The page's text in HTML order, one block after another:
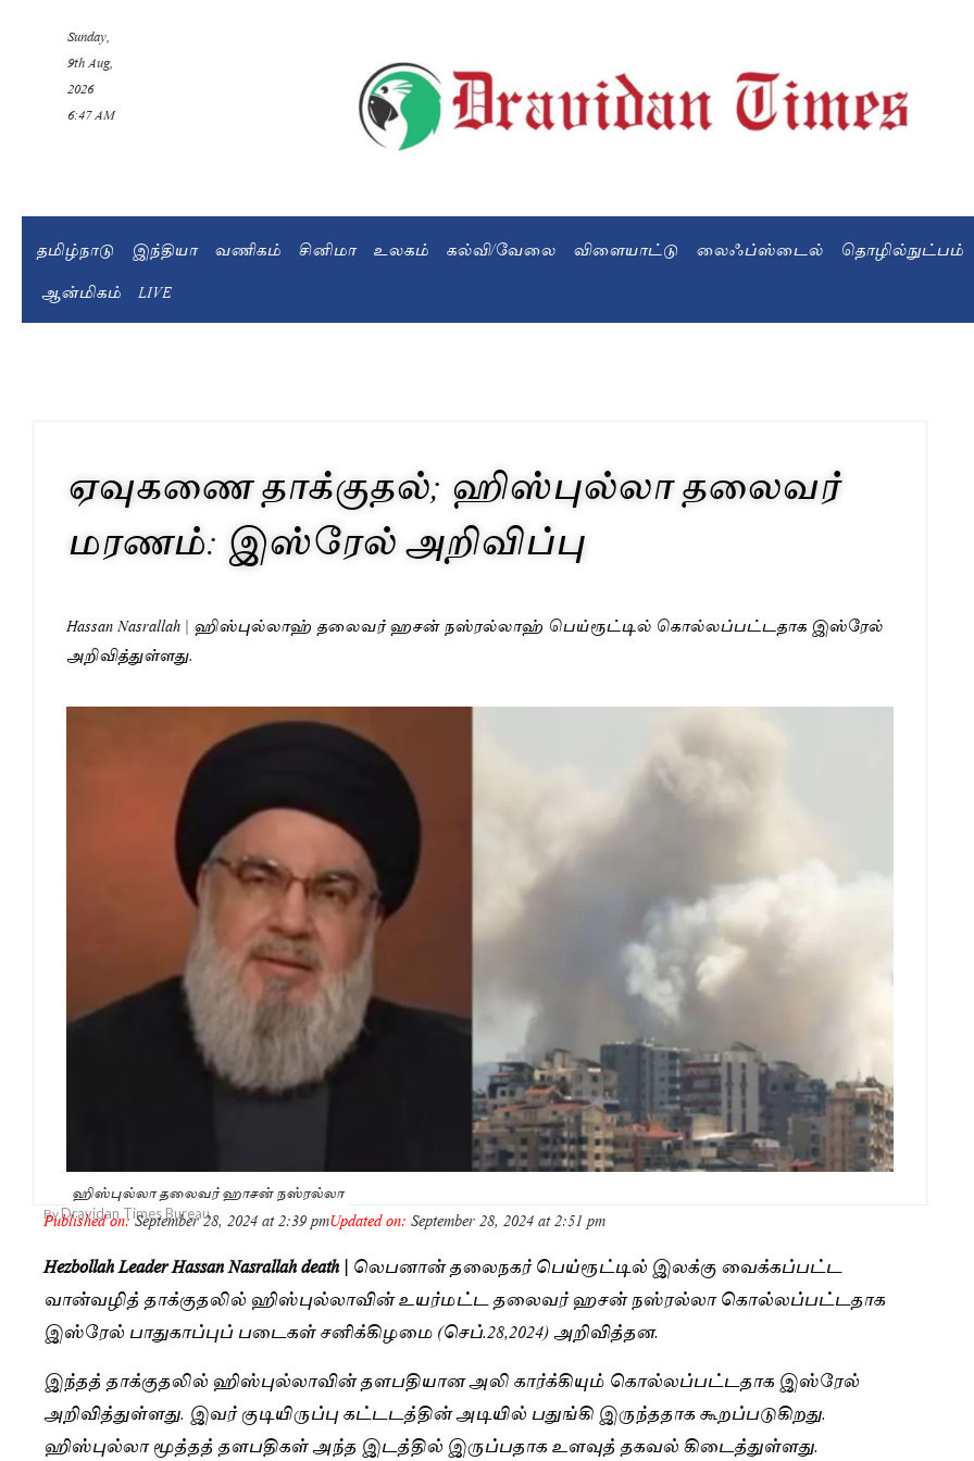
Sunday,
9th Aug,
2026
6:47 AM
தமிழ்நாடு இந்தியா வணிகம் சினிமா உலகம் கல்வி/வேலை விளையாட்டு லைஃப்ஸ்டைல்
தொழில்நுட்பம்
ஆன்மிகம்
LIVE
ஏவுகணை தாக்குதல்; ஹிஸ்புல்லா தலைவர்
மரணம்: இஸ்ரேல் அறிவிப்பு
Hassan Nasrallah | ஹிஸ்புல்லாஹ் தலைவர் ஹசன் நஸ்ரல்லாஹ் பெய்ரூட்டில் கொல்லப்பட்டதாக இஸ்ரேல்
அறிவித்துள்ளது.
ஹிஸ்புல்லா தலைவர் ஹாசன் நஸ்ரல்லா
By Dravidan Times Bureau
Published on:September 28, 2024 at 2:39 pmUpdated on: September 28, 2024 at 2:51 pm
Hezbollah Leader Hassan Nasrallah death | லெபனான் தலைநகர் பெய்ரூட்டில் இலக்கு வைக்கப்பட்ட
வான்வழித் தாக்குதலில் ஹிஸ்புல்லாவின் உயர்மட்ட தலைவர் ஹசன் நஸ்ரல்லா கொல்லப்பட்டதாக
இஸ்ரேல் பாதுகாப்புப் படைகள் சனிக்கிழமை (செப்.28,2024) அறிவித்தன.
இந்தத் தாக்குதலில் ஹிஸ்புல்லாவின் தளபதியான அலி கார்க்கியும் கொல்லப்பட்டதாக இஸ்ரேல்
அறிவித்துள்ளது. இவர் குடியிருப்பு கட்டடத்தின் அடியில் பதுங்கி இருந்ததாக கூறப்படுகிறது.
ஹிஸ்புல்லா மூத்தத் தளபதிகள் அந்த இடத்தில் இருப்பதாக உளவுத் தகவல் கிடைத்துள்ளது.